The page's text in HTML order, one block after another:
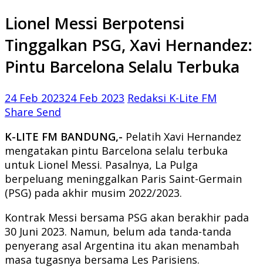
Lionel Messi Berpotensi
Tinggalkan PSG, Xavi Hernandez:
Pintu Barcelona Selalu Terbuka
24 Feb 202324 Feb 2023 Redaksi K-Lite FM
Share Send
K-LITE FM BANDUNG,- Pelatih Xavi Hernandez
mengatakan pintu Barcelona selalu terbuka
untuk Lionel Messi. Pasalnya, La Pulga
berpeluang meninggalkan Paris Saint-Germain
(PSG) pada akhir musim 2022/2023.
Kontrak Messi bersama PSG akan berakhir pada
30 Juni 2023. Namun, belum ada tanda-tanda
penyerang asal Argentina itu akan menambah
masa tugasnya bersama Les Parisiens.